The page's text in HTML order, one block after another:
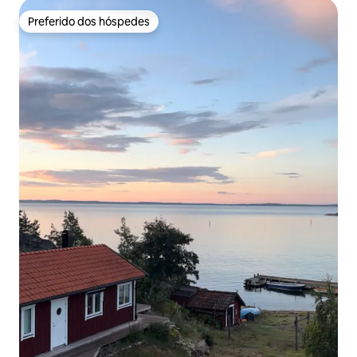
Preferido dos hóspedes
Preferido dos hóspedes